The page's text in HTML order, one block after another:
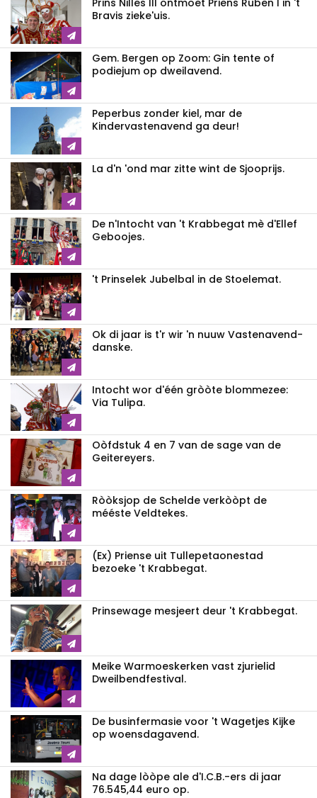
Prins Nilles III ontmoet Priens Ruben I in 't
Bravis zieke'uis.
Gem. Bergen op Zoom: Gin tente of
podiejum op dweilavend.
Peperbus zonder kiel, mar de
Kindervastenavend ga deur!
La d'n 'ond mar zitte wint de Sjooprijs.
De n'Intocht van 't Krabbegat mè d'Ellef
Geboojes.
't Prinselek Jubelbal in de Stoelemat.
Ok di jaar is t'r wir 'n nuuw Vastenavend-
danske.
Intocht wor d'één gròòte blommezee:
Via Tulipa.
Oòfdstuk 4 en 7 van de sage van de
Geitereyers.
Ròòksjop de Schelde verkòòpt de
mééste Veldtekes.
(Ex) Priense uit Tullepetaonestad
bezoeke 't Krabbegat.
Prinsewage mesjeert deur 't Krabbegat.
Meike Warmoeskerken vast zjurielid
Dweilbendfestival.
De businfermasie voor 't Wagetjes Kijke
op woensdagavend.
Na dage lòòpe ale d'I.C.B.-ers di jaar
76.545,44 euro op.